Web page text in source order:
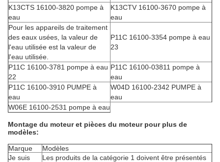
K13CTS 16100-3820 pompe à
eau
K13CTV 16100-3670 pompe à
eau
Pour les appareils de traitement
des eaux usées, la valeur de
l'eau utilisée est la valeur de
l'eau utilisée.
P11C 16100-3354 pompe à eau
23
P11C 16100-3781 pompe à eau
22
P11C 16100-03811 pompe à
eau
P11C 16100-3910 PUMPE à
eau
W04D 16100-2342 PUMPE à
eau
W06E 16100-2531 pompe à eau
Montage du moteur et pièces du moteur pour plus de
modèles:
Marque
Modèles
Je suis
Les produits de la catégorie 1 doivent être présentés